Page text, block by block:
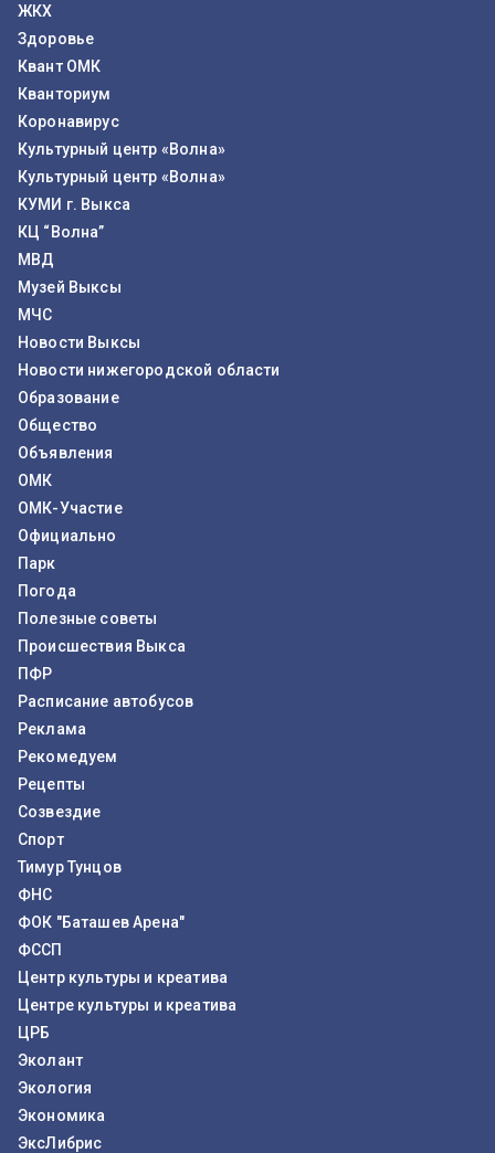
ЖКХ
Здоровье
Квант ОМК
Кванториум
Коронавирус
Культурный центр «Волна»
Культурный центр «Волна»
КУМИ г. Выкса
КЦ “Волна”
МВД
Музей Выксы
МЧС
Новости Выксы
Новости нижегородской области
Образование
Общество
Объявления
ОМК
ОМК-Участие
Официально
Парк
Погода
Полезные советы
Происшествия Выкса
ПФР
Расписание автобусов
Реклама
Рекомедуем
Рецепты
Созвездие
Спорт
Тимур Тунцов
ФНС
ФОК "Баташев Арена"
ФССП
Центр культуры и креатива
Центре культуры и креатива
ЦРБ
Эколант
Экология
Экономика
ЭксЛибрис